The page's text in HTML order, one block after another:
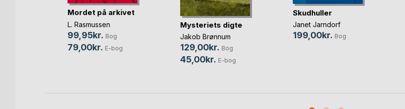
Mordet på arkivet
L. Rasmussen
99,95kr. Bog
79,00kr. E-bog
Mysteriets digte
Jakob Brønnum
129,00kr. Bog
45,00kr. E-bog
Skudhuller
Janet Jarndorf
199,00kr. Bog